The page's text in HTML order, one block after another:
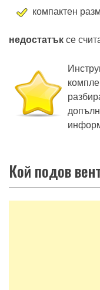
компактен
недостатък се
Кой подов